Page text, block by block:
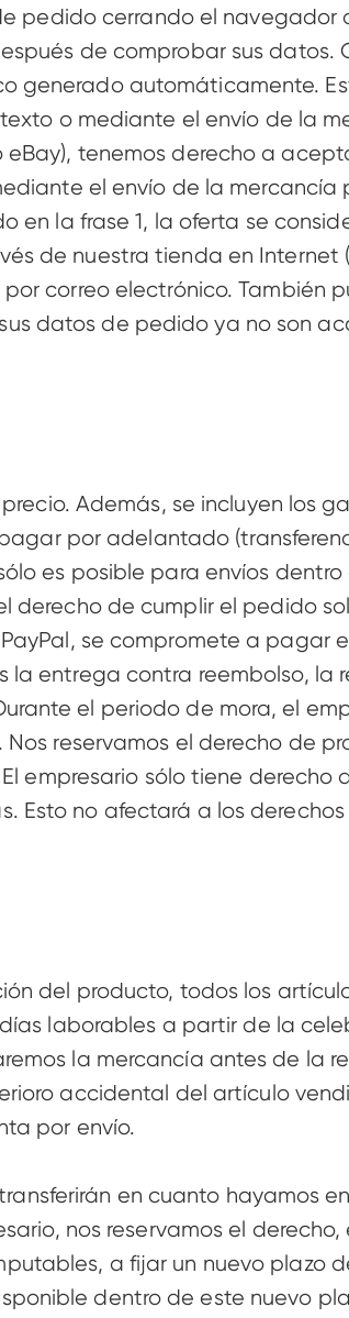
pedido cerrando el navegador
de comprobar sus datos.
generado automáticamente.
o mediante el envío de la
tenemos derecho a
el envío de la mercancía
la frase 1, la oferta se
de nuestra tienda en Internet
correo electrónico. También
datos de pedido ya no son
Además, se incluyen los
por adelantado
es posible para envíos
derecho de cumplir el pedido
se compromete a pagar
entrega contra reembolso, la
el periodo de mora, el
reservamos el derecho de
empresario sólo tiene derecho
Esto no afectará a los
del producto, todos los
laborables a partir de la
la mercancía antes de la
accidental del artículo
por envío.
en cuanto hayamos
nos reservamos el
a fijar un nuevo plazo
dentro de este nuevo